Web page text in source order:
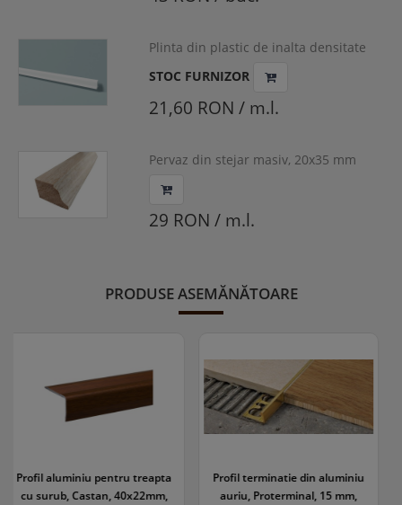
Plinta din plastic de inalta densitate
STOC FURNIZOR
21,60 RON / m.l.
Pervaz din stejar masiv, 20x35 mm
29 RON / m.l.
PRODUSE ASEMĂNĂTOARE
Profil terminatie din aluminiu
auriu, Proterminal, 15 mm,
Profil trecere diferenta de nivel
din aluminiu, cu surub mascat,